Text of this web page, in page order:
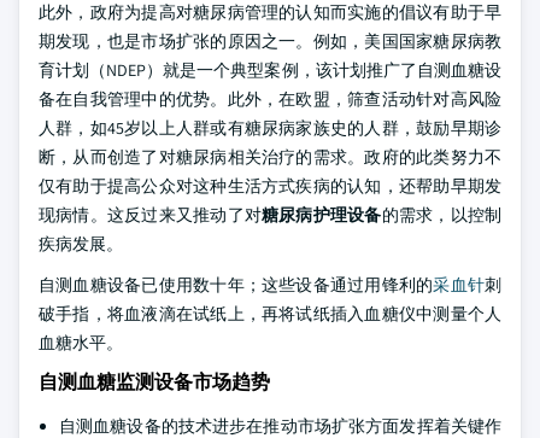
此外，政府为提高对糖尿病管理的认知而实施的倡议有助于早
期发现，也是市场扩张的原因之一。例如，美国国家糖尿病教
育计划（NDEP）就是一个典型案例，该计划推广了自测血糖设
备在自我管理中的优势。此外，在欧盟，筛查活动针对高风险
人群，如45岁以上人群或有糖尿病家族史的人群，鼓励早期诊
断，从而创造了对糖尿病相关治疗的需求。政府的此类努力不
仅有助于提高公众对这种生活方式疾病的认知，还帮助早期发
现病情。这反过来又推动了对糖尿病护理设备的需求，以控制
疾病发展。
自测血糖设备已使用数十年；这些设备通过用锋利的采血针刺
破手指，将血液滴在试纸上，再将试纸插入血糖仪中测量个人
血糖水平。
自测血糖监测设备市场趋势
自测血糖设备的技术进步在推动市场扩张方面发挥着关键作